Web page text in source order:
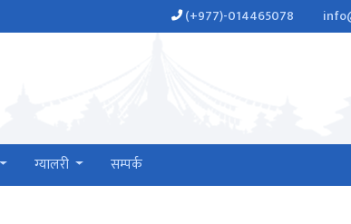
(+977)-014465078
ग्यालरी सम्पर्क